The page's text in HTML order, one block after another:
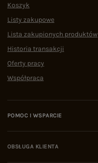
Koszyk
Listy zakupowe
Lista zakupionych produktów
Historia transakcji
Oferty pracy
Współpraca
POMOC I WSPARCIE
OBSŁUGA KLIENTA